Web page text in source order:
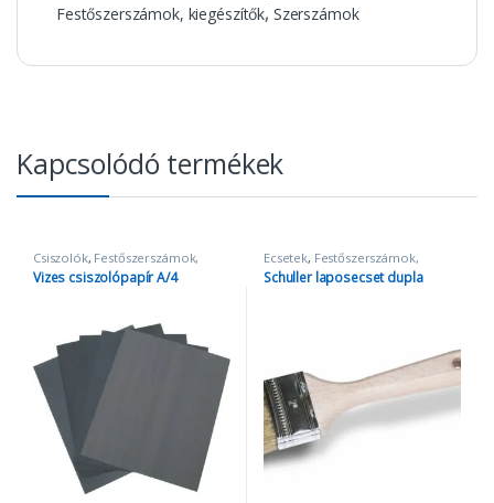
Festőszerszámok, kiegészítők, Szerszámok
Kapcsolódó termékek
Csiszolók, Festőszerszámok,
kiegészítők
Vizes csiszolópapír A/4
Ecsetek, Festőszerszámok,
kiegészítők
Schuller laposecset dupla